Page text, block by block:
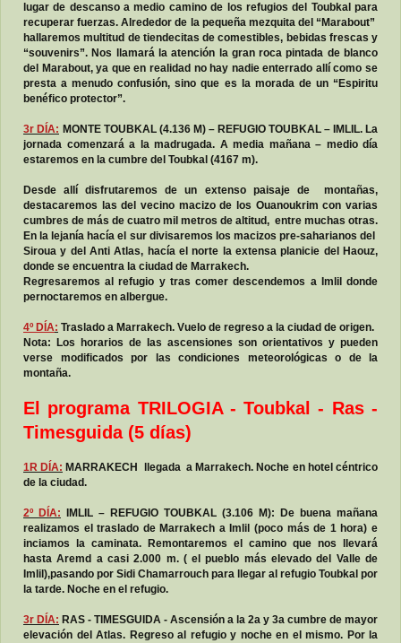
lugar de descanso a medio camino de los refugios del Toubkal para
recuperar fuerzas. Alrededor de la pequeña mezquita del “Marabout”
hallaremos multitud de tiendecitas de comestibles, bebidas frescas y
“souvenirs”. Nos llamará la atención la gran roca pintada de blanco
del Marabout, ya que en realidad no hay nadie enterrado allí como se
presta a menudo confusión, sino que es la morada de un “Espiritu
benéfico protector”.
3r DÍA: MONTE TOUBKAL (4.136 M) – REFUGIO TOUBKAL – IMLIL. La
jornada comenzará a la madrugada. A media mañana – medio día
estaremos en la cumbre del Toubkal (4167 m).
Desde allí disfrutaremos de un extenso paisaje de montañas,
destacaremos las del vecino macizo de los Ouanoukrim con varias
cumbres de más de cuatro mil metros de altitud, entre muchas otras.
En la lejanía hacía el sur divisaremos los macizos pre-saharianos del
Siroua y del Anti Atlas, hacía el norte la extensa planicie del Haouz,
donde se encuentra la ciudad de Marrakech.
Regresaremos al refugio y tras comer descendemos a Imlil donde
pernoctaremos en albergue.
4º DÍA: Traslado a Marrakech. Vuelo de regreso a la ciudad de origen.
Nota: Los horarios de las ascensiones son orientativos y pueden
verse modificados por las condiciones meteorológicas o de la
montaña.
El programa TRILOGIA - Toubkal - Ras -
Timesguida (5 días)
1R DÍA: MARRAKECH llegada a Marrakech. Noche en hotel céntrico
de la ciudad.
2º DÍA: IMLIL – REFUGIO TOUBKAL (3.106 M):
De buena mañana
realizamos el traslado de Marrakech a Imlil (poco más de 1 hora) e
inciamos la caminata. Remontaremos el camino que nos llevará
hasta Aremd a casi 2.000 m. ( el pueblo más elevado del Valle de
Imlil),pasando por Sidi Chamarrouch para llegar al refugio Toubkal por
la tarde. Noche en el refugio.
3r DÍA: RAS - TIMESGUIDA - Ascensión a la 2a y 3a cumbre de mayor
elevación del Atlas. Regreso al refugio y noche en el mismo. Por la